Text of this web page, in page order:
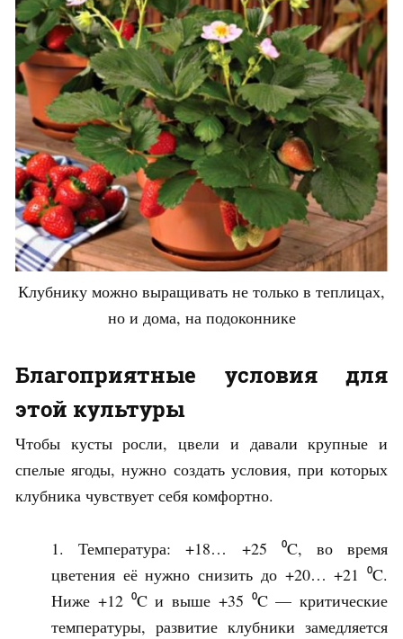
Клубнику можно выращивать не только в теплицах,
но и дома, на подоконнике
Благоприятные условия для
этой культуры
Чтобы кусты росли, цвели и давали крупные и
спелые ягоды, нужно создать условия, при которых
клубника чувствует себя комфортно.
Температура: +18… +25 ⁰C, во время
цветения её нужно снизить до +20… +21 ⁰C.
Ниже +12 ⁰C и выше +35 ⁰C — критические
температуры, развитие клубники замедляется